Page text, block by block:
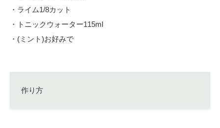
・ライム1/8カット
・トニックウォーター115ml
・(ミント)お好みで
作り方